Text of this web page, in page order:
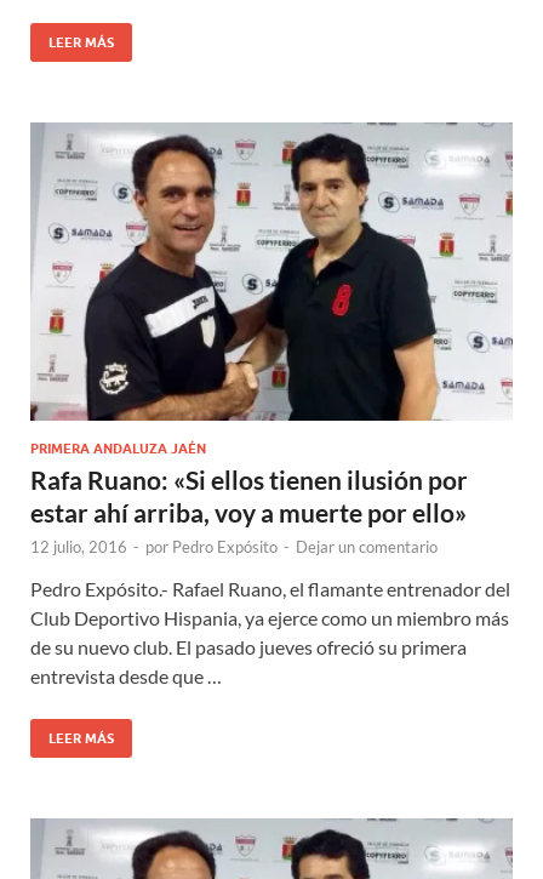
LEER MÁS
PRIMERA ANDALUZA JAÉN
Rafa Ruano: «Si ellos tienen ilusión por
estar ahí arriba, voy a muerte por ello»
12 julio, 2016 - por Pedro Expósito - Dejar un comentario
Pedro Expósito.- Rafael Ruano, el flamante entrenador del
Club Deportivo Hispania, ya ejerce como un miembro más
de su nuevo club. El pasado jueves ofreció su primera
entrevista desde que …
LEER MÁS